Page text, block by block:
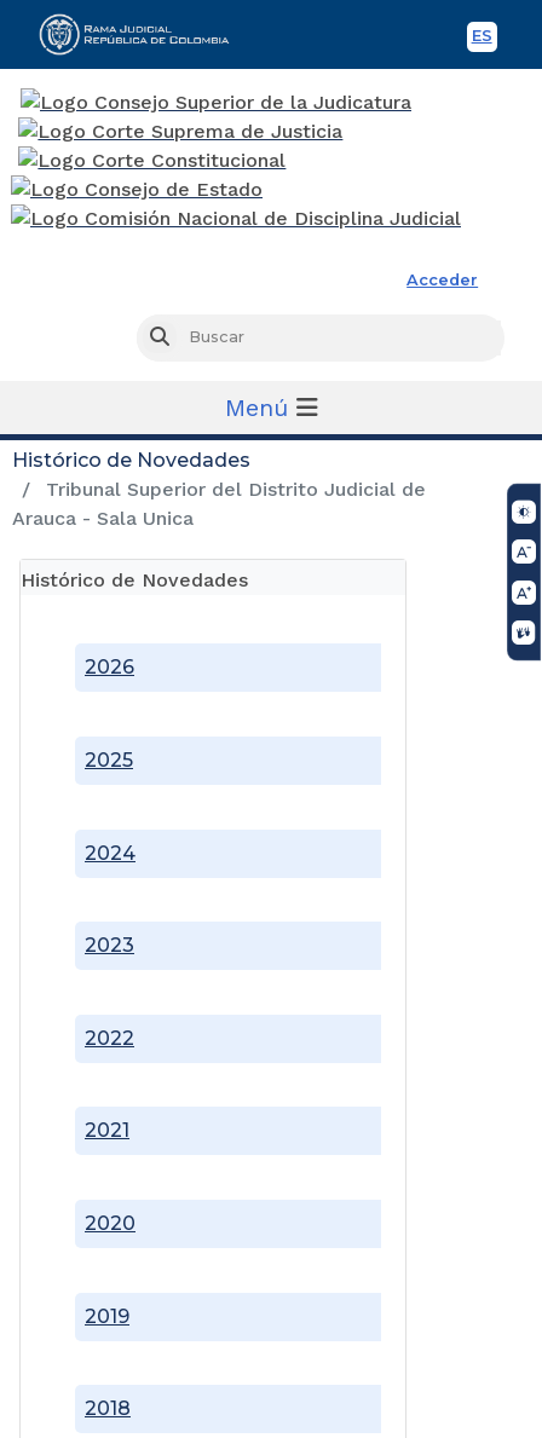
ES
Acceder
Buscar
Menú
Histórico de Novedades
Tribunal Superior del Distrito Judicial de
Arauca - Sala Unica
Histórico de Novedades
2018
2019
2020
2021
2022
2023
2024
2025
2026